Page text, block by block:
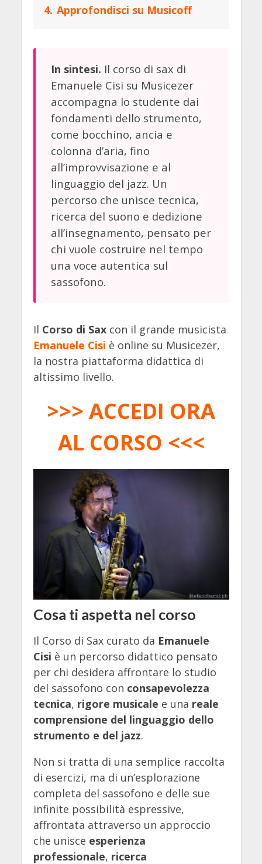
4. Approfondisci su Musicoff
In sintesi. Il corso di sax di
Emanuele Cisi su Musicezer
accompagna lo studente dai
fondamenti dello strumento,
come bocchino, ancia e
colonna d’aria, fino
all’improvvisazione e al
linguaggio del jazz. Un
percorso che unisce tecnica,
ricerca del suono e dedizione
all’insegnamento, pensato per
chi vuole costruire nel tempo
una voce autentica sul
sassofono.
Il Corso di Saxcon il grande musicista
Emanuele Cisi è online su Musicezer,
la nostra piattaforma didattica di
altissimo livello.
>>> ACCEDI ORA
AL CORSO <<<
Cosa ti aspetta nel corso
Il Corso di Sax curato da Emanuele
Cisi è un percorso didattico pensato
per chi desidera affrontare lo studio
del sassofono con consapevolezza
tecnica, rigore musicale e una reale
comprensione del linguaggio dello
strumento e del jazz.
Non si tratta di una semplice raccolta
di esercizi, ma di un’esplorazione
completa del sassofono e delle sue
infinite possibilità espressive,
affrontata attraverso un approccio
che unisce esperienza
professionale, ricerca